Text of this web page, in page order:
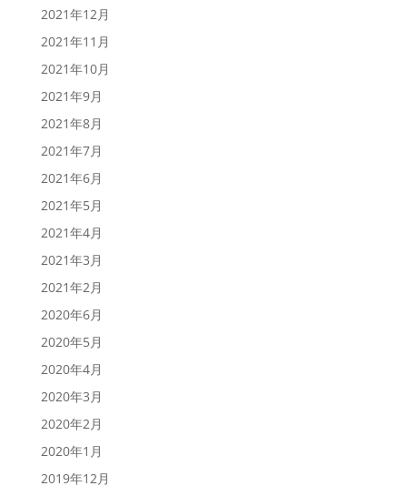
2021年12月
2021年11月
2021年10月
2021年9月
2021年8月
2021年7月
2021年6月
2021年5月
2021年4月
2021年3月
2021年2月
2020年6月
2020年5月
2020年4月
2020年3月
2020年2月
2020年1月
2019年12月